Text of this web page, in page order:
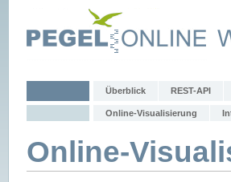
Überblick REST-API
Online-Visualisierung
Online-